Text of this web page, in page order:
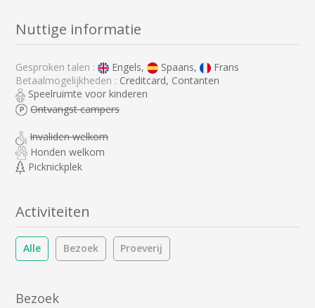
Nuttige informatie
Gesproken talen : Engels, Spaans,
Frans
Betaalmogelijkheden : Creditcard, Contanten
Speelruimte voor kinderen
Ontvangst campers
Invaliden welkom
Honden welkom
Picknickplek
Activiteiten
Alle Bezoek Proeverij
Bezoek